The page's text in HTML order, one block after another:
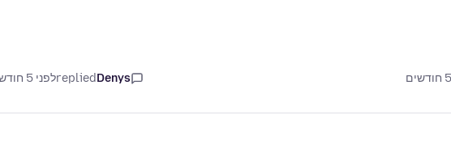
Denys
repliedלפני 5 חודשים